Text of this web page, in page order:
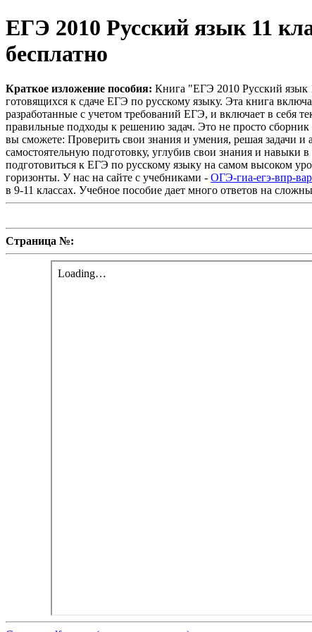
ЕГЭ 2010 Русский язык 11
бесплатно
Краткое изложение пособия: Книга "ЕГЭ 2010 Русский язык
готовящихся к сдаче ЕГЭ по русскому языку. Эта книга
разработанные с учетом требований ЕГЭ, и включает в себя
правильные подходы к решению задач. Это не просто
вы сможете: Проверить свои знания и умения, решая задачи
самостоятельную подготовку, углубив свои знания и навыки
подготовиться к ЕГЭ по русскому языку на самом высоком
горизонты. У нас на сайте с учебниками - ОГЭ-гиа-егэ-впр-
в 9-11 классах. Учебное пособие дает много ответов на
Страница №: